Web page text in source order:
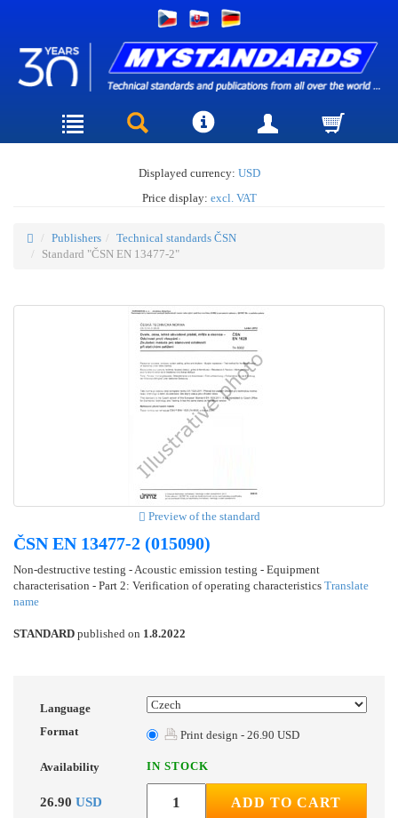
Displayed currency: USD
Price display: excl. VAT
Publishers
Technical standards ČSN
Standard "ČSN EN 13477-2"
Preview of the standard
ČSN EN 13477-2 (015090)
Non-destructive testing - Acoustic emission testing - Equipment
characterisation - Part 2: Verification of operating characteristics Translate
name
STANDARD published on 1.8.2022
Language
Format
Print design - 26.90 USD
Availability IN STOCK
26.90 USD ADD TO CART